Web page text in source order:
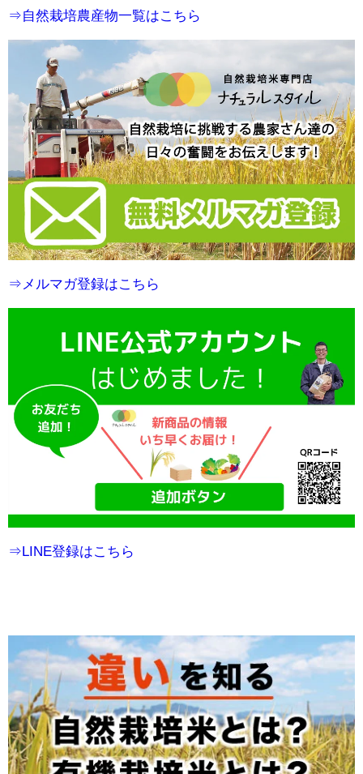
⇒自然栽培農産物一覧はこちら
⇒メルマガ登録はこちら
⇒LINE登録はこちら